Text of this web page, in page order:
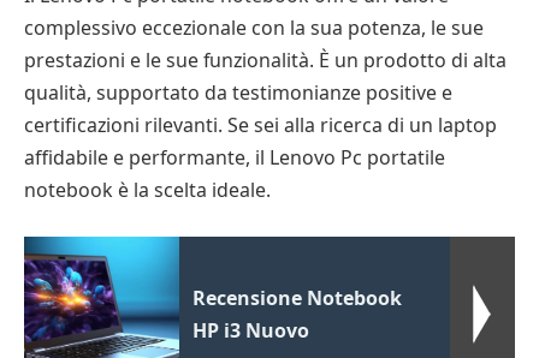
complessivo eccezionale con la sua potenza, le sue
prestazioni e le sue funzionalità. È un prodotto di alta
qualità, supportato da testimonianze positive e
certificazioni rilevanti. Se sei alla ricerca di un laptop
affidabile e performante, il Lenovo Pc portatile
notebook è la scelta ideale.
Recensione Notebook
HP i3 Nuovo